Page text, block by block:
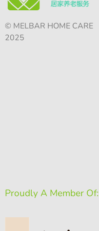
© MELBAR HOME CARE
2025
Proudly A Member Of: